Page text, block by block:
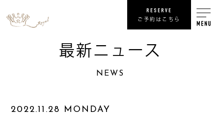
RESERVE
ご予約はこちら
RECRUIT
最新ニュース
NEWS
2022.11.28 MONDAY